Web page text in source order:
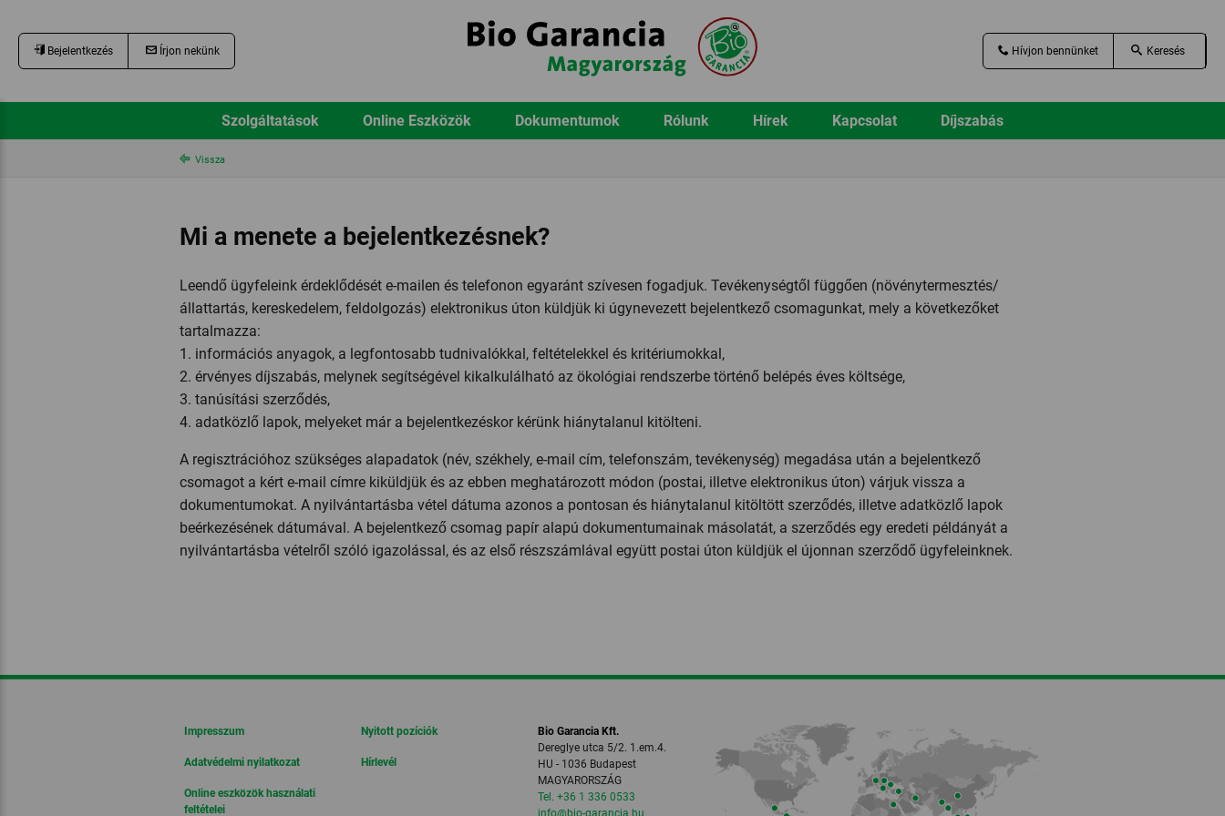
Bejelentkezés Írjon nekünk Hívjon bennünket
Szolgáltatások Online Eszközök Dokumentumok Rólunk Hírek Kapcsolat Díjszabás
Vissza
Mi a menete a bejelentkezésnek?
Leendő ügyfeleink érdeklődését e-mailen és telefonon egyaránt szívesen fogadjuk. Tevékenységtől függően (növénytermesztés/
állattartás, kereskedelem, feldolgozás) elektronikus úton küldjük ki úgynevezett bejelentkező csomagunkat, mely a következőket
tartalmazza:
1. információs anyagok, a legfontosabb tudnivalókkal, feltételekkel és kritériumokkal,
2. érvényes díjszabás, melynek segítségével kikalkulálható az ökológiai rendszerbe történő belépés éves költsége,
3. tanúsítási szerződés,
4. adatközlő lapok, melyeket már a bejelentkezéskor kérünk hiánytalanul kitölteni.
A regisztrációhoz szükséges alapadatok (név, székhely, e-mail cím, telefonszám, tevékenység) megadása után a bejelentkező
csomagot a kért e-mail címre kiküldjük és az ebben meghatározott módon (postai, illetve elektronikus úton) várjuk vissza a
dokumentumokat. A nyilvántartásba vétel dátuma azonos a pontosan és hiánytalanul kitöltött szerződés, illetve adatközlő lapok
beérkezésének dátumával. A bejelentkező csomag papír alapú dokumentumainak másolatát, a szerződés egy eredeti példányát a
nyilvántartásba vételről szóló igazolással, és az első részszámlával együtt postai úton küldjük el újonnan szerződő ügyfeleinknek.
Impresszum
Adatvédelmi nyilatkozat
Online eszközök használati
feltételei
Nyitott pozíciók
Hírlevél
Bio Garancia Kft.
Dereglye utca 5/2. 1.em.4.
HU - 1036 Budapest
MAGYARORSZÁG
Tel. +36 1 336 0533
info@bio-garancia. hu